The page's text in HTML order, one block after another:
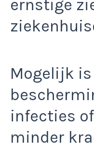
ernstige
Mogelijk is
infecties
minder